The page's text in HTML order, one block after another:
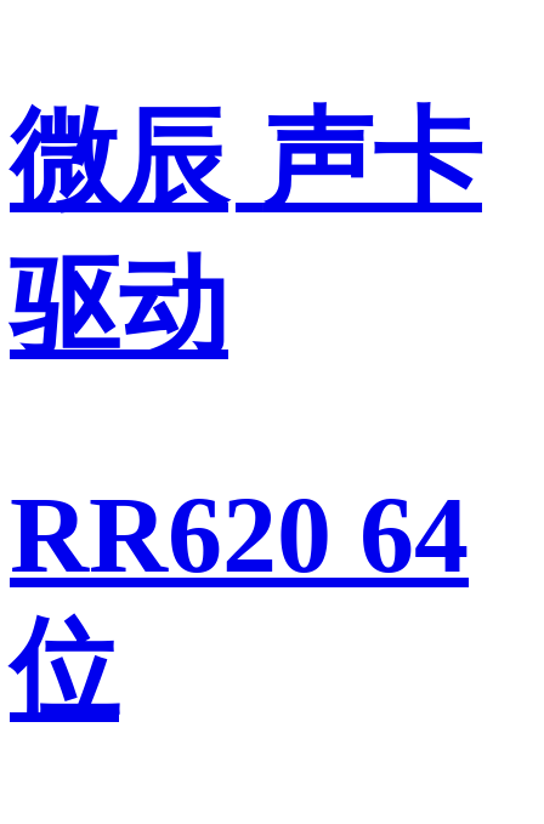
微辰 声卡
驱动
RR620 64
位